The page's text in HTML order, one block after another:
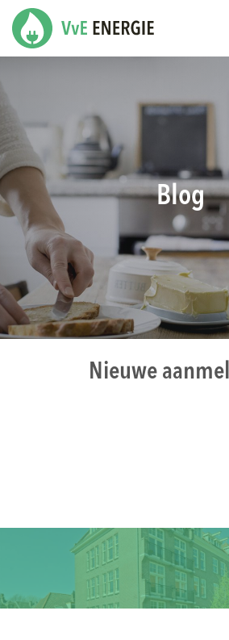
Blog
Nieuwe